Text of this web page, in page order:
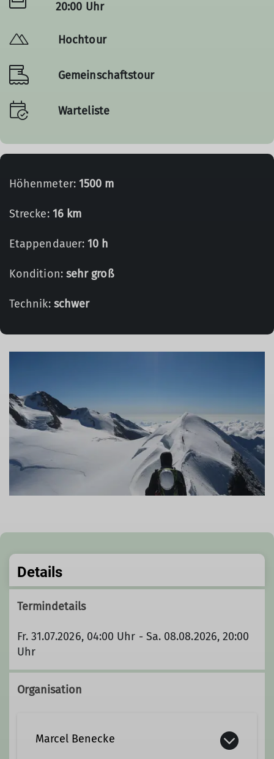
20:00 Uhr
Hochtour
Gemeinschaftstour
Warteliste
Höhenmeter: 1500 m
Strecke: 16 km
Etappendauer:10 h
Kondition: sehr groß
Technik: schwer
Details
Termindetails
Fr. 31.07.2026, 04:00 Uhr - Sa. 08.08.2026, 20:00
Uhr
Organisation
Marcel Benecke